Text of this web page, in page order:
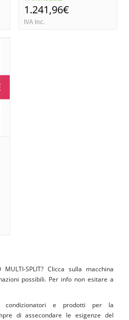
1.241,96€
IVA Inc.
MULTI-SPLIT? Clicca sulla macchina
possibili. Per info non esitare a
condizionatori e prodotti per la
di assecondare le esigenze del